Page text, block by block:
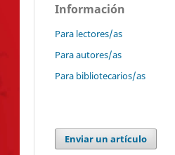
Información
Para lectores/as
Para autores/as
Para bibliotecarios/as
Enviar un artículo